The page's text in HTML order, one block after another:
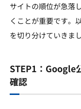
サイトの順位が急落
くことが重要です。
を切り分けていきま
STEP1：Google
確認